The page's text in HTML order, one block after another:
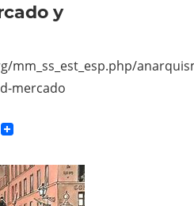
y
mm_ss_est_esp.php/
mercado
Meneame